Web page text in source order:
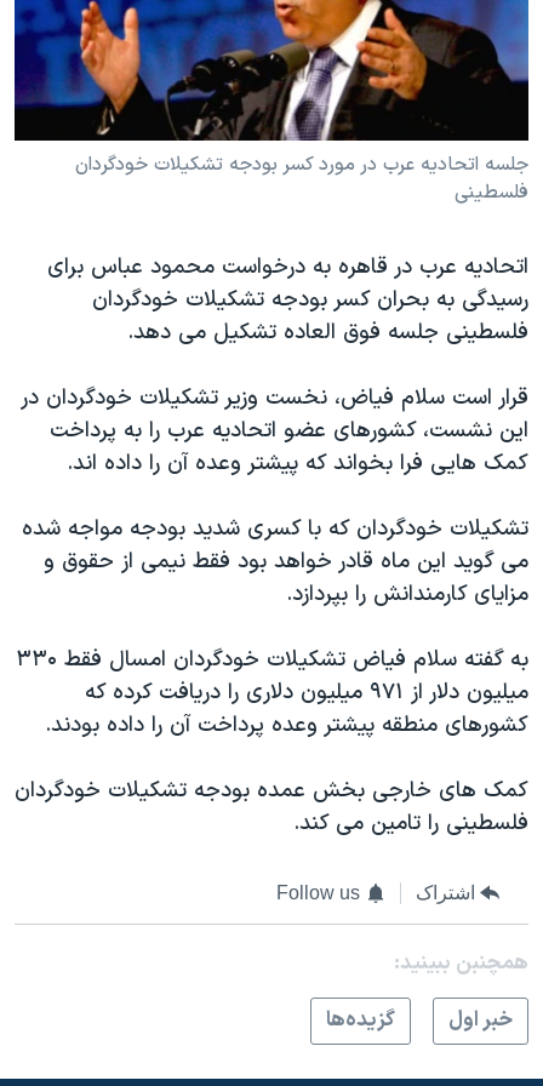
فرهنگ و زندگی
حقوق شهروندی
علم و فناوری
اسرائیل در جنگ
آرشیو پخش زنده
مستندها
انتخابات ریاست جمهوری آمریکا ۲۰۲۴
حمله جمهوری اسلامی به اسرائیل
رمز مهسا
ورزش زنان در ایران
مجموعه مستندهای دادخواهی
تریبونال مردمی آبان ۹۸
چهل سال گروگان‌گیری
قانون شفافیت دارائی کادر رهبری ایران
اسرائیل در جنگ
نرگس محمدی برنده جایزه نوبل صلح
صفحه‌های ویژه
سفر پرزیدنت ترامپ به چین
دنبال کنید
زبانهای مختلف
جلسه اتحاديه عرب در مورد کسر بودجه تشکيلات خودگردان
فلسطينی
اتحاديه عرب در قاهره به درخواست محمود عباس برای
رسيدگی به بحران کسر بودجه تشکيلات خودگردان
فلسطينی جلسه فوق العاده تشکيل می دهد.
قرار است سلام فياض، نخست وزير تشکيلات خودگردان در
اين نشست، کشورهای عضو اتحاديه عرب را به پرداخت
کمک هايی فرا بخواند که پيشتر وعده آن را داده اند.
تشکيلات خودگردان که با کسری شديد بودجه مواجه شده
می گويد اين ماه قادر خواهد بود فقط نيمی از حقوق و
مزايای کارمندانش را بپردازد.
به گفته سلام فياض تشکيلات خودگردان امسال فقط ۳۳۰
ميليون دلار از ۹۷۱ ميليون دلاری را دريافت کرده که
کشورهای منطقه پيشتر وعده پرداخت آن را داده بودند.
کمک های خارجی بخش عمده بودجه تشکيلات خودگردان
فلسطينی را تامين می کند.
اشتراک Follow us
همچنبن ببینید:
خبر اول
گزيده‌ها